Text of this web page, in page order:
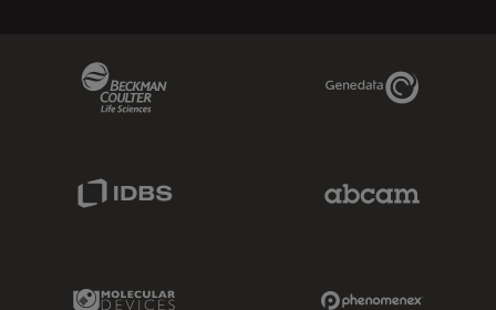
Genedata Link
Molecular Devices Link